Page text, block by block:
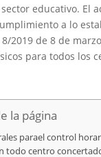
educativo. El
a lo
2019 de 8 de
para todos los
la página
parael control
todo centro